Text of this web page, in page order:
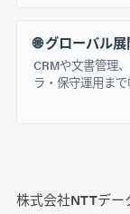
🌐 グローバル
CRMや文書管理
ラ・保守運用ま
株式会社NTTデー